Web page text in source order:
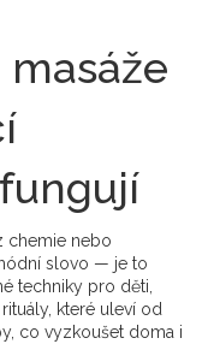
chemie nebo
slovo — je to
techniky pro děti,
které uleví od
co vyzkoušet doma i